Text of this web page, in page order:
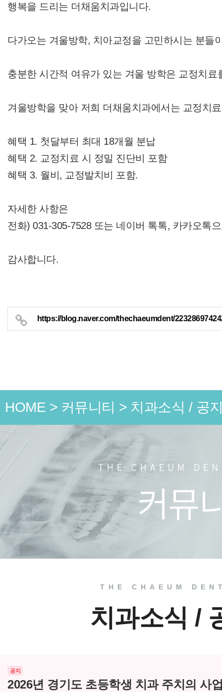
행복을 드리는 더채움치과입니다.
다가오는 겨울방학, 치아교정을 고민하시는 분들
충분한 시간적 여유가 있는 겨울 방학은 교정치
겨울방학을 맞아 저희 더채움치과에서는 교정치
혜택 1. 첫달부터 최대 18개월 분납
혜택 2. 교정치료 시 정밀 진단비 포함
혜택 3. 월비, 교정발치비 포함.
자세한 사항은
전화) 031-305-7528 또는 네이버 톡톡, 카카오톡
감사합니다.
https://blog.naver.com/thechaeumdent/
HOME > 커뮤니티 > 치과소식 / 공
치료 전
THE CHAEUM
치과소식 /
공지
2026년 경기도 초등학생 치과 주치의 사